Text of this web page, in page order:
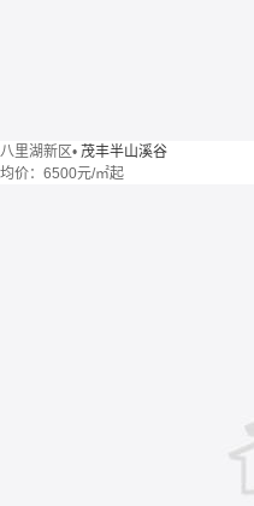
八里湖新区• 茂丰半山溪谷
均价： 6500元/㎡起